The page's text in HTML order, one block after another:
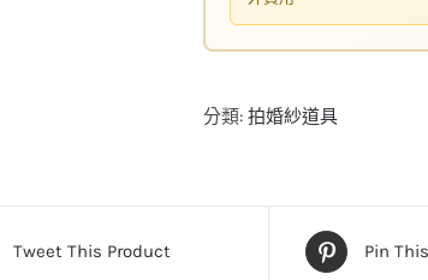
分類: 拍婚紗道具
Tweet This Product Pin